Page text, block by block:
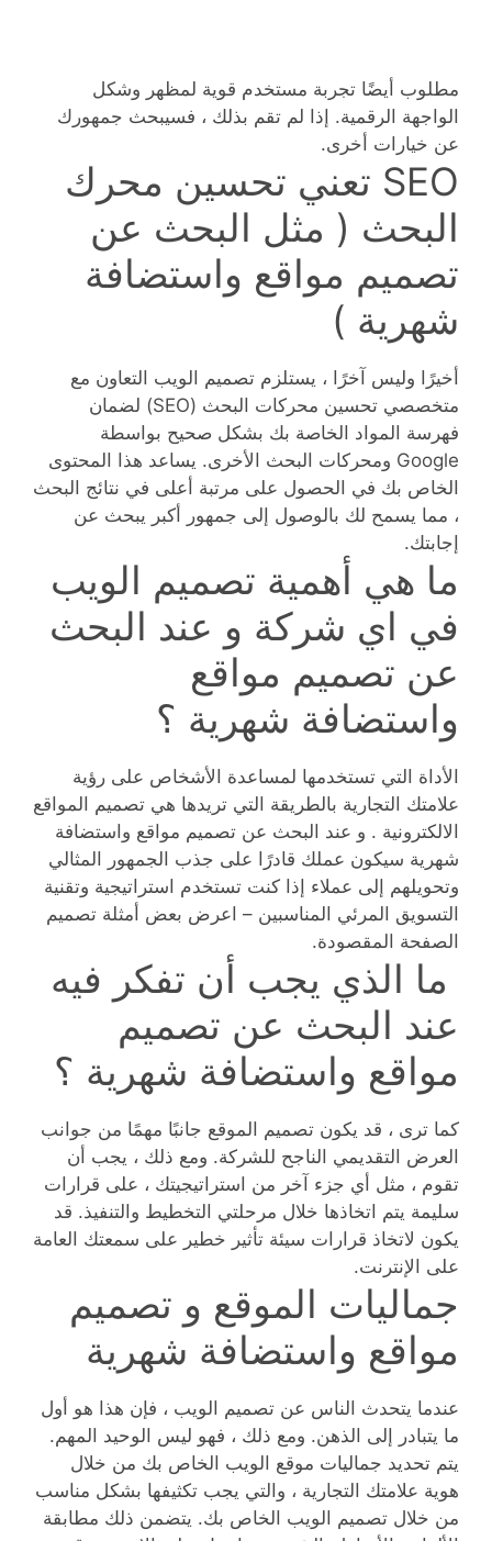
مطلوب أيضًا تجربة مستخدم قوية لمظهر وشكل
الواجهة الرقمية. إذا لم تقم بذلك ، فسيبحث جمهورك
عن خيارات أخرى.
SEO تعني تحسين محرك
البحث ( مثل البحث عن
تصميم مواقع واستضافة
شهرية )
أخيرًا وليس آخرًا ، يستلزم تصميم الويب التعاون مع
متخصصي تحسين محركات البحث (SEO) لضمان
فهرسة المواد الخاصة بك بشكل صحيح بواسطة
Google ومحركات البحث الأخرى. يساعد هذا المحتوى
الخاص بك في الحصول على مرتبة أعلى في نتائج البحث
، مما يسمح لك بالوصول إلى جمهور أكبر يبحث عن
إجابتك.
ما هي أهمية تصميم الويب
في اي شركة و عند البحث
عن تصميم مواقع
واستضافة شهرية ؟
الأداة التي تستخدمها لمساعدة الأشخاص على رؤية
علامتك التجارية بالطريقة التي تريدها هي تصميم المواقع
الالكترونية . و عند البحث عن تصميم مواقع واستضافة
شهرية سيكون عملك قادرًا على جذب الجمهور المثالي
وتحويلهم إلى عملاء إذا كنت تستخدم استراتيجية وتقنية
التسويق المرئي المناسبين – اعرض بعض أمثلة تصميم
الصفحة المقصودة.
ما الذي يجب أن تفكر فيه
عند البحث عن تصميم
مواقع واستضافة شهرية ؟
كما ترى ، قد يكون تصميم الموقع جانبًا مهمًا من جوانب
العرض التقديمي الناجح للشركة. ومع ذلك ، يجب أن
تقوم ، مثل أي جزء آخر من استراتيجيتك ، على قرارات
سليمة يتم اتخاذها خلال مرحلتي التخطيط والتنفيذ. قد
يكون لاتخاذ قرارات سيئة تأثير خطير على سمعتك العامة
على الإنترنت.
جماليات الموقع و تصميم
مواقع واستضافة شهرية
عندما يتحدث الناس عن تصميم الويب ، فإن هذا هو أول
ما يتبادر إلى الذهن. ومع ذلك ، فهو ليس الوحيد المهم.
يتم تحديد جماليات موقع الويب الخاص بك من خلال
هوية علامتك التجارية ، والتي يجب تكثيفها بشكل مناسب
من خلال تصميم الويب الخاص بك. يتضمن ذلك مطابقة